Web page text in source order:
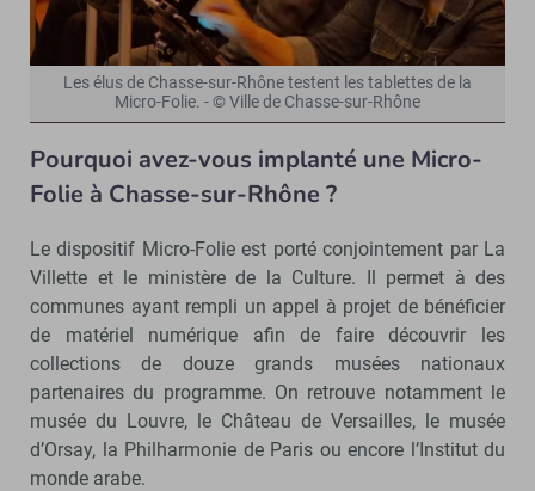
Les élus de Chasse-sur-Rhône testent les tablettes de la
Micro-Folie. - © Ville de Chasse-sur-Rhône
Pourquoi avez-vous implanté une Micro-
Folie à Chasse-sur-Rhône ?
Le dispositif Micro-Folie est porté conjointement par La
Villette et le ministère de la Culture. Il permet à des
communes ayant rempli un appel à projet de bénéficier
de matériel numérique afin de faire découvrir les
collections de douze grands musées nationaux
partenaires du programme. On retrouve notamment le
musée du Louvre, le Château de Versailles, le musée
d’Orsay, la Philharmonie de Paris ou encore l’Institut du
monde arabe.